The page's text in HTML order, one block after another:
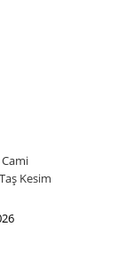
Cami
Kesim